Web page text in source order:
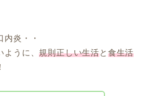
内炎・・
ように、規則正しい生活と 食生活